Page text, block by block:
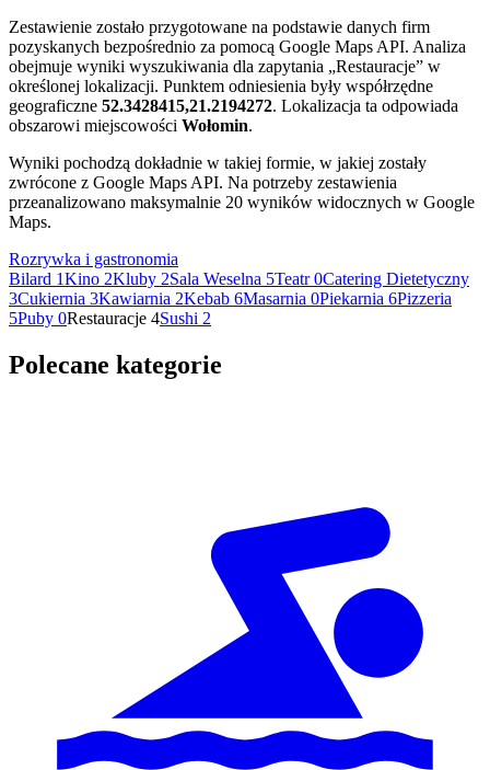
Zestawienie zostało przygotowane na podstawie danych firm
pozyskanych bezpośrednio za pomocą Google Maps API. Analiza
obejmuje wyniki wyszukiwania dla zapytania „Restauracje” w
określonej lokalizacji. Punktem odniesienia były współrzędne
geograficzne 52.3428415,21.2194272. Lokalizacja ta odpowiada
obszarowi miejscowości Wołomin.
Wyniki pochodzą dokładnie w takiej formie, w jakiej zostały
zwrócone z Google Maps API. Na potrzeby zestawienia
przeanalizowano maksymalnie 20 wyników widocznych w Google
Maps.
Rozrywka i gastronomia
Bilard 1Kino 2Kluby 2Sala Weselna 5Teatr0Catering Dietetyczny
3Cukiernia 3Kawiarnia 2Kebab 6Masarnia 0Piekarnia 6Pizzeria
5Puby 0Restauracje 4Sushi 2
Polecane kategorie